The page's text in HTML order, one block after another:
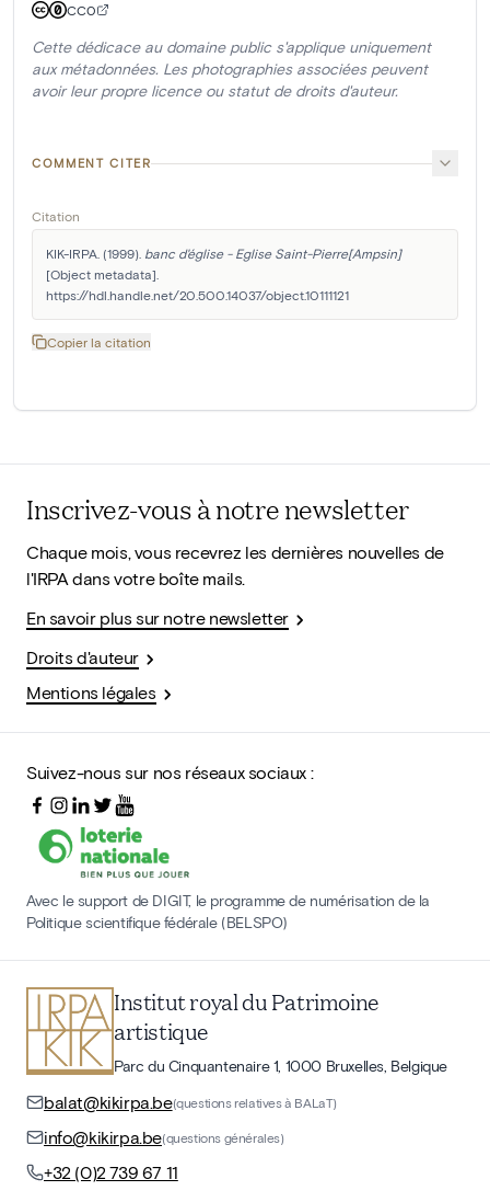
CC0
Cette dédicace au domaine public s'applique uniquement
aux métadonnées. Les photographies associées peuvent
avoir leur propre licence ou statut de droits d'auteur.
COMMENT CITER
Citation
KIK-IRPA. (1999). banc d'église - Eglise Saint-Pierre[Ampsin]
[Object metadata].
https://hdl.handle.net/20.500.14037/object.10111121
Copier la citation
Inscrivez-vous à notre newsletter
Chaque mois, vous recevrez les dernières nouvelles de
l'IRPA dans votre boîte mails.
En savoir plus sur notre newsletter
Droits d'auteur
Mentions légales
Suivez-nous sur nos réseaux sociaux :
Avec le support de DIGIT, le programme de numérisation de la
Politique scientifique fédérale (BELSPO)
Institut royal du Patrimoine
artistique
Parc du Cinquantenaire 1, 1000 Bruxelles, Belgique
balat@kikirpa.be(questions relatives à BALaT)
info@kikirpa.be(questions générales)
+32 (0)2 739 67 11